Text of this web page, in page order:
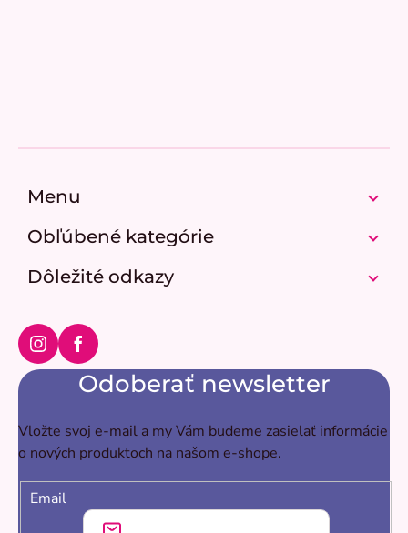
Menu
Obľúbené kategórie
Dôležité odkazy
InstagramFacebook
Odoberať newsletter
Vložte svoj e-mail a my Vám budeme zasielať informácie
o nových produktoch na našom e-shope.
Email